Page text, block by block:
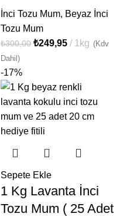
İnci Tozu Mum, Beyaz İnci
Tozu Mum
₺300,00 ₺249,95 1kg (Kdv
Dahil)
-17%
Sepete Ekle
1 Kg Lavanta İnci
Tozu Mum ( 25 Adet